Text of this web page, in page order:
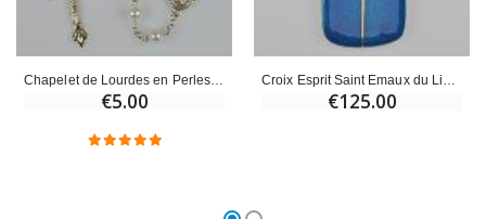
Chapelet de Lourdes en Perles Blanches Nacrées - Boîte Cadeau
€5.00 €125.00